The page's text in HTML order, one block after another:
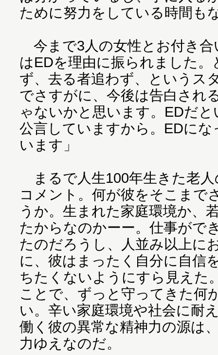
ために努力をしている時間も
今まで3人の女性とお付き合
はEDを理由に振られました
ず、去る者追わず、というス
でさすがに、今後は告白され
ゃないかと思います。EDだ
公言していますから。EDに
います」
まるで人生100年生きた老
コメント。何が彼をそこまで
うか。生まれた家庭環境か、
たからなのかーー。仕事がで
たのだろうし、人並み以上に
に、彼はまったく自分に自信
ちたくないようにすら見えた
ことで、ずっと守ってきた何
い。辛い家庭環境や社会に耐
働く彼の異常な精神力の源は
力ゆえなのだ。